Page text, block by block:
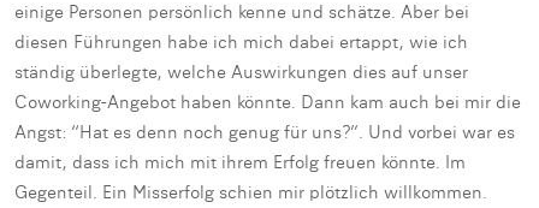
einige Personen persönlich kenne und schätze. Aber bei
diesen Führungen habe ich mich dabei ertappt, wie ich
ständig überlegte, welche Auswirkungen dies auf unser
Coworking-Angebot haben könnte. Dann kam auch bei mir die
Angst: “Hat es denn noch genug für uns?”. Und vorbei war es
damit, dass ich mich mit ihrem Erfolg freuen könnte. Im
Gegenteil. Ein Misserfolg schien mir plötzlich willkommen.